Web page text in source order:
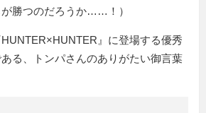
が勝つのだろうか……！）
』に登場する優秀
る、トンパさんのありがたい御言葉